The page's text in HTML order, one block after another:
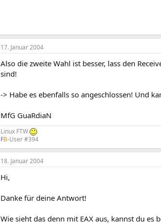
17. Januar 2004
Also die zweite Wahl ist besser, lass den
sind!
-> Habe es ebenfalls so angeschlossen! Und
MfG GuaRdiaN
Linux FTW
FB-User #394
18. Januar 2004
Hi,
Danke für deine Antwort!
Wie sieht das denn mit EAX aus, kannst du es